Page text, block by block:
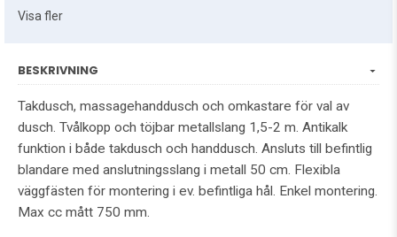
Visa fler
BESKRIVNING
Takdusch, massagehanddusch och omkastare för val av
dusch. Tvålkopp och töjbar metallslang 1,5-2 m. Antikalk
funktion i både takdusch och handdusch. Ansluts till befintlig
blandare med anslutningsslang i metall 50 cm. Flexibla
väggfästen för montering i ev. befintliga hål. Enkel montering.
Max cc mått 750 mm.